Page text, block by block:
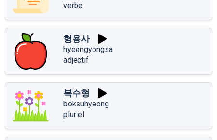
verbe
형용사
hyeongyongsa
adjectif
복수형
boksuhyeong
pluriel